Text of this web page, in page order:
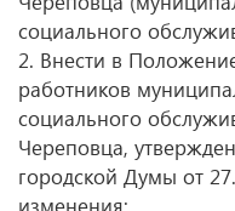
социального
2. Внести в
работников
социального
Череповца,
городской Думы от